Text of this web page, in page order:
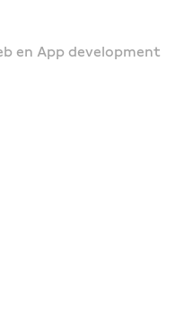
en App development